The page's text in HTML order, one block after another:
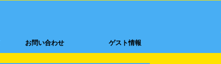
お問い合わせ ゲスト情報